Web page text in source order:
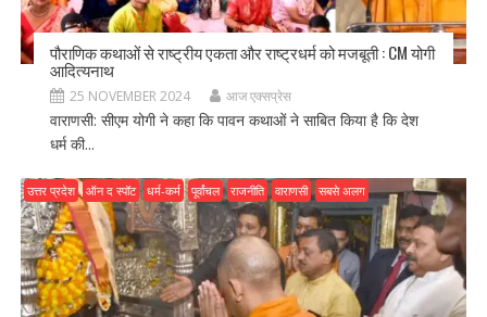
पौराणिक कथाओं से राष्ट्रीय एकता और राष्ट्रधर्म को मजबूती : CM योगी
आदित्यनाथ
25 NOVEMBER 2024 आज एक्सप्रेस
वाराणसी: सीएम योगी ने कहा कि पावन कथाओं ने साबित किया है कि देश
धर्म की...
उत्तर प्रदेश ऑन द स्पॉट धर्म-कर्म पूर्वांचल राजनीति वाराणसी सबसे अलग